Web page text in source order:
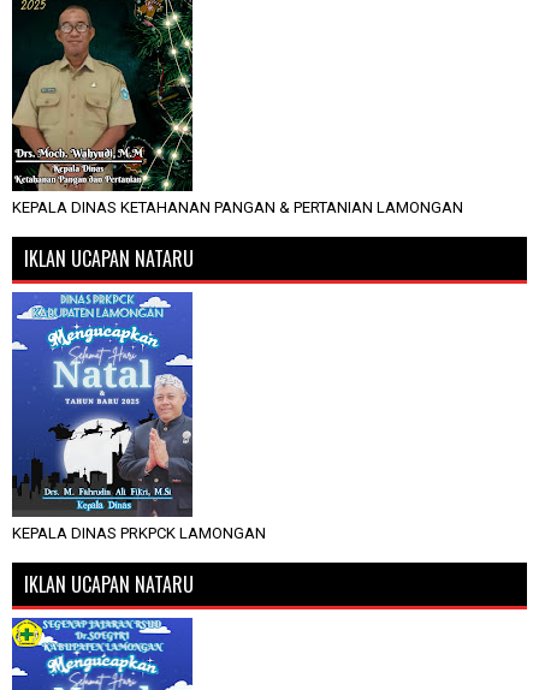
KEPALA DINAS KETAHANAN PANGAN & PERTANIAN LAMONGAN
IKLAN UCAPAN NATARU
KEPALA DINAS PRKPCK LAMONGAN
IKLAN UCAPAN NATARU